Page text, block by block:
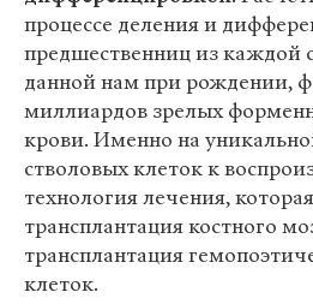
процессе деления и
предшественниц из каждой
данной нам при рождении,
миллиардов зрелых
крови. Именно на
стволовых клеток к
технология лечения,
трансплантация костного
трансплантация
клеток.